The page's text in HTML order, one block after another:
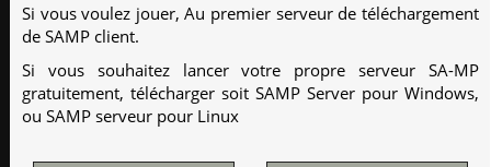
Si vous voulez jouer, Au premier serveur de téléchargement
de SAMP client.
Si vous souhaitez lancer votre propre serveur SA-MP
gratuitement, télécharger soit SAMP Server pour Windows,
ou SAMP serveur pour Linux